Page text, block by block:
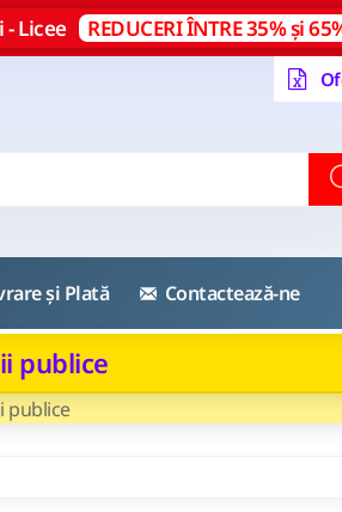
Licee REDUCERI ÎNTRE 35% și
și Plată Contactează-ne
publice
publice